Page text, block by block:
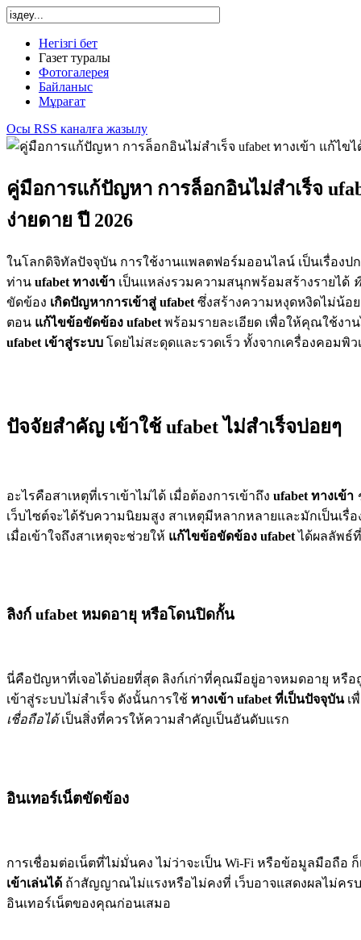
Негізгі бет
Газет туралы
Фотогалерея
Байланыс
Мұрағат
Осы RSS каналға жазылу
คู่มือการแก้ปัญหา การล็อกอินไม่สำเร็จ
ง่ายดาย ปี 2026
ในโลกดิจิทัลปัจจุบัน การใช้งานแพลตฟอร์มออนไลน์ เป็นเรื่อง
ท่าน ufabet ทางเข้า เป็นแหล่งรวมความสนุกพร้อมสร้างรายได้
ขัดข้อง เกิดปัญหาการเข้าสู่ ufabet ซึ่งสร้างความหงุดหงิดไม่น้อ
ตอน แก้ไขข้อขัดข้อง ufabet พร้อมรายละเอียด เพื่อให้คุณใช้งา
ufabet เข้าสู่ระบบ โดยไม่สะดุดและรวดเร็ว ทั้งจากเครื่องคอมพิว
ปัจจัยสำคัญ เข้าใช้ ufabet ไม่สำเร็จบ่อยๆ
อะไรคือสาเหตุที่เราเข้าไม่ได้ เมื่อต้องการเข้าถึง ufabet ทางเข้า
เว็บไซต์จะได้รับความนิยมสูง สาเหตุมีหลากหลายและมักเป็นเรื่
เมื่อเข้าใจถึงสาเหตุจะช่วยให้ แก้ไขข้อขัดข้อง ufabetได้ผลลัพธ์
ลิงก์ ufabet หมดอายุ หรือโดนปิดกั้น
นี่คือปัญหาที่เจอได้บ่อยที่สุด ลิงก์เก่าที่คุณมีอยู่อาจหมดอายุ หรือ
เข้าสู่ระบบไม่สำเร็จ ดังนั้นการใช้ ทางเข้า ufabet ที่เป็นปัจจุบันเ
เชื่อถือได้เป็นสิ่งที่ควรให้ความสำคัญเป็นอันดับแรก
อินเทอร์เน็ตขัดข้อง
การเชื่อมต่อเน็ตที่ไม่มั่นคง ไม่ว่าจะเป็น Wi-Fi หรือข้อมูลมือถือ
เข้าเล่นได้ ถ้าสัญญาณไม่แรงหรือไม่คงที่ เว็บอาจแสดงผลไม่คร
อินเทอร์เน็ตของคุณก่อนเสมอ